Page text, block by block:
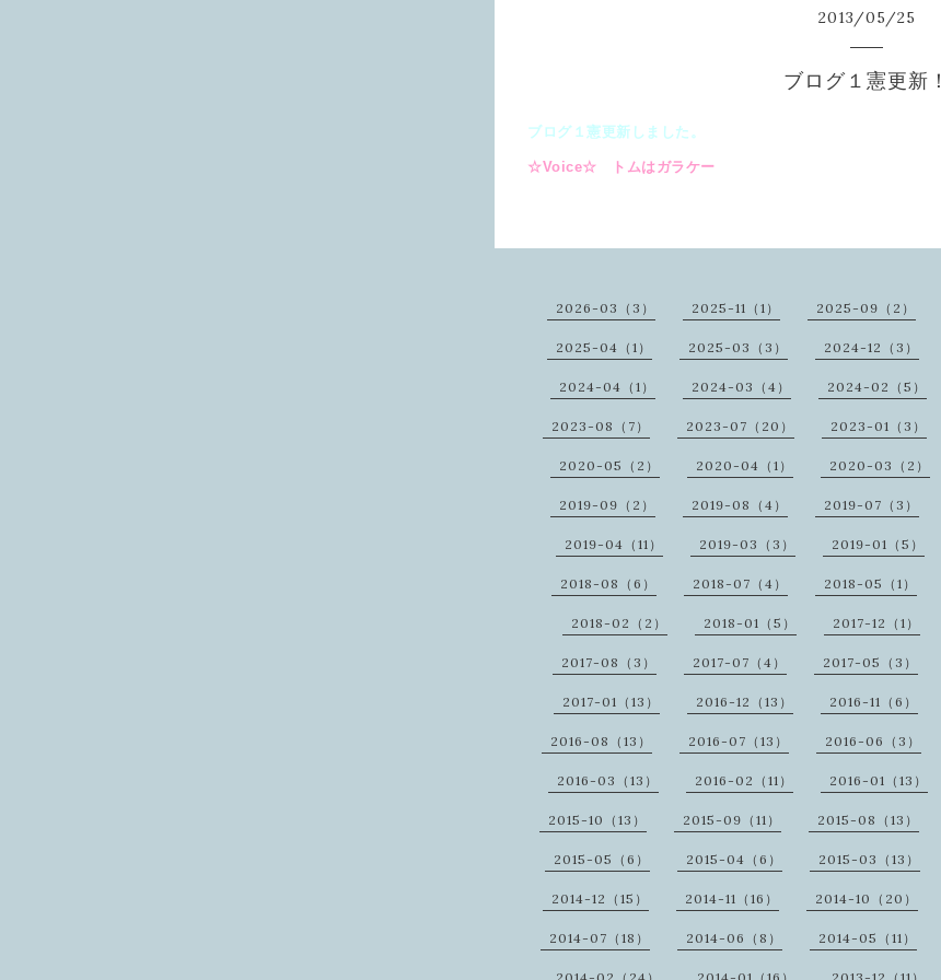
2013/05/25
ブログ１憲更新！
ブログ１憲更新しました。
☆Voice☆ トムはガラケー
2026-03（3） 2025-11（1） 2025-09（2）
2025-04（1） 2025-03（3） 2024-12（3）
2024-04（1） 2024-03（4） 2024-02（5）
2023-08（7） 2023-07（20） 2023-01（3）
2020-05（2） 2020-04（1） 2020-03（2）
2019-09（2） 2019-08（4） 2019-07（3）
2019-04（11） 2019-03（3） 2019-01（5）
2018-08（6） 2018-07（4） 2018-05（1）
2018-02（2） 2018-01（5） 2017-12（1）
2017-08（3） 2017-07（4） 2017-05（3）
2017-01（13） 2016-12（13） 2016-11（6）
2016-08（13） 2016-07（13） 2016-06（3）
2016-03（13） 2016-02（11） 2016-01（13）
2015-10（13） 2015-09（11） 2015-08（13）
2015-05（6） 2015-04（6） 2015-03（13）
2014-12（15） 2014-11（16） 2014-10（20）
2014-07（18） 2014-06（8） 2014-05（11）